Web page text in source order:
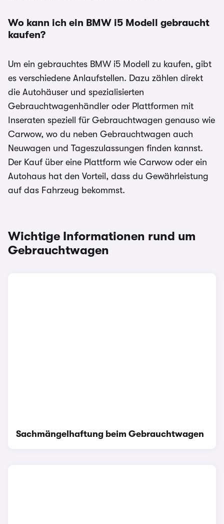
Wo kann ich ein BMW i5 Modell gebraucht
kaufen?
Um ein gebrauchtes BMW i5 Modell zu kaufen, gibt
es verschiedene Anlaufstellen. Dazu zählen direkt
die Autohäuser und spezialisierten
Gebrauchtwagenhändler oder Plattformen mit
Inseraten speziell für Gebrauchtwagen genauso wie
Carwow, wo du neben Gebrauchtwagen auch
Neuwagen und Tageszulassungen finden kannst.
Der Kauf über eine Plattform wie Carwow oder ein
Autohaus hat den Vorteil, dass du Gewährleistung
auf das Fahrzeug bekommst.
Wichtige Informationen rund um
Gebrauchtwagen
Sachmängelhaftung beim Gebrauchtwagen